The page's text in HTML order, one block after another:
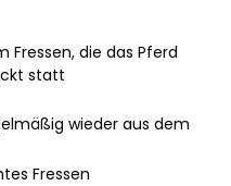
Fressen, die das Pferd
statt
wieder aus dem
Fressen